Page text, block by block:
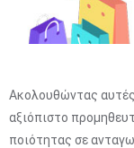
Ακολουθώντας αυτές
αξιόπιστο
ποιότητας σε